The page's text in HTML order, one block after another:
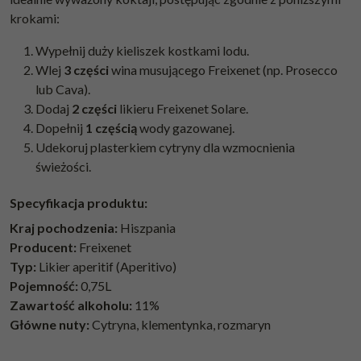
krokami:
Wypełnij duży kieliszek kostkami lodu.
Wlej 3 częściwina musującego Freixenet(np. Prosecco
lub Cava).
Dodaj 2 części likieru Freixenet Solare.
Dopełnij 1 częściąwody gazowanej.
Udekoruj plasterkiem cytryny dla wzmocnienia
świeżości.
Specyfikacja produktu:
Kraj pochodzenia: Hiszpania
Producent: Freixenet
Typ: Likier aperitif (Aperitivo)
Pojemność: 0,75L
Zawartość alkoholu: 11%
Główne nuty: Cytryna, klementynka, rozmaryn